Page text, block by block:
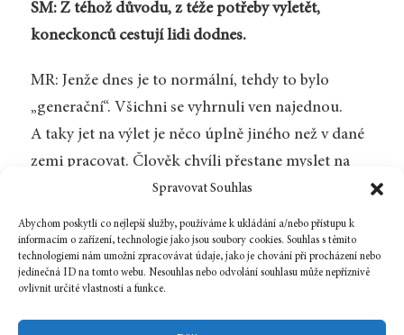
Spravovat Souhlas
Abychom poskytli co nejlepší služby, používáme k ukládání a/nebo přístupu k
informacím o zařízení, technologie jako jsou soubory cookies. Souhlas s těmito
technologiemi nám umožní zpracovávat údaje, jako je chování při procházení nebo
jedinečná ID na tomto webu. Nesouhlas nebo odvolání souhlasu může nepříznivě
ovlivnit určité vlastnosti a funkce.
SM: Z téhož důvodu, z téže potřeby vyletět,
koneckonců cestují lidi dodnes.
MR: Jenže dnes je to normální, tehdy to bylo
„generační“. Všichni se vyhrnuli ven najednou.
A taky jet na výlet je něco úplně jiného než v dané
zemi pracovat. Člověk chvíli přestane myslet na
sebe, osvobodí se od sebe sama. Úplně před sebou
samozřejmě neutečete, ale stejně je to velká úleva.